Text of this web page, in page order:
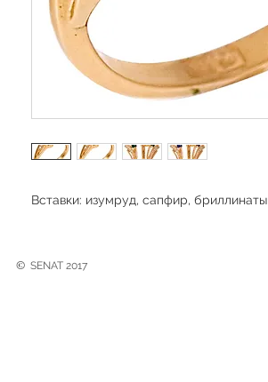
Вставки: изумруд, сапфир, бриллинаты
© SENAT 2017